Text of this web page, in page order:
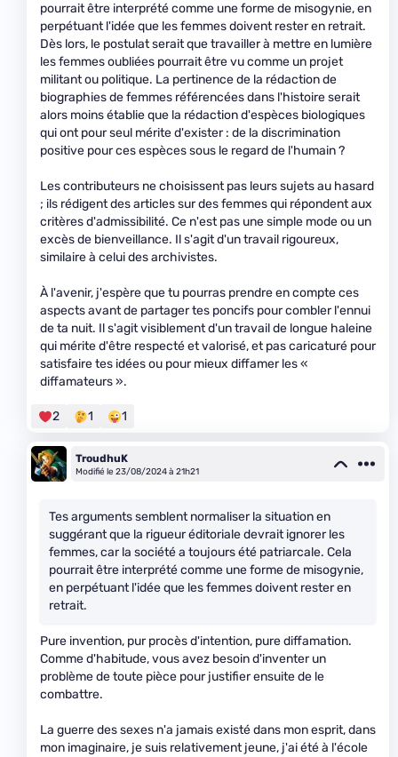
pourrait être interprété comme une forme de misogynie, en
perpétuant l'idée que les femmes doivent rester en retrait.
Dès lors, le postulat serait que travailler à mettre en lumière
les femmes oubliées pourrait être vu comme un projet
militant ou politique. La pertinence de la rédaction de
biographies de femmes référencées dans l'histoire serait
alors moins établie que la rédaction d'espèces biologiques
qui ont pour seul mérite d'exister : de la discrimination
positive pour ces espèces sous le regard de l'humain ?
Les contributeurs ne choisissent pas leurs sujets au hasard
; ils rédigent des articles sur des femmes qui répondent aux
critères d'admissibilité. Ce n'est pas une simple mode ou un
excès de bienveillance. Il s'agit d'un travail rigoureux,
similaire à celui des archivistes.
À l'avenir, j'espère que tu pourras prendre en compte ces
aspects avant de partager tes poncifs pour combler l'ennui
de ta nuit. Il s'agit visiblement d'un travail de longue haleine
qui mérite d'être respecté et valorisé, et pas caricaturé pour
satisfaire tes idées ou pour mieux diffamer les «
diffamateurs ».
2 1 1
TroudhuK
Modifié le 23/08/2024 à 21h21
Tes arguments semblent normaliser la situation en
suggérant que la rigueur éditoriale devrait ignorer les
femmes, car la société a toujours été patriarcale. Cela
pourrait être interprété comme une forme de misogynie,
en perpétuant l'idée que les femmes doivent rester en
retrait.
Pure invention, pur procès d'intention, pure diffamation.
Comme d'habitude, vous avez besoin d'inventer un
problème de toute pièce pour justifier ensuite de le
combattre.
La guerre des sexes n'a jamais existé dans mon esprit, dans
mon imaginaire, je suis relativement jeune, j'ai été à l'école